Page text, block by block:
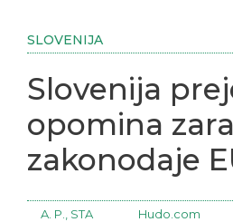
SLOVENIJA
Slovenija
opomina
zakonodaje
A. P., STA Hudo.com